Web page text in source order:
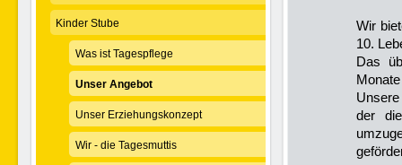
Wir
10.
Das
der
Kinder Stube
Was ist Tagespflege
Unser Angebot
Unser Erziehungskonzept
Wir - die Tagesmuttis